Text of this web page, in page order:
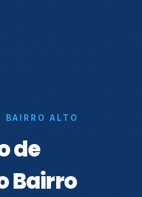
BAIRRO ALTO
de
Bairro